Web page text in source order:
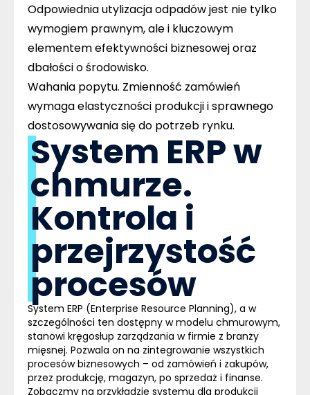
Odpowiednia utylizacja odpadów jest nie tylko
wymogiem prawnym, ale i kluczowym
elementem efektywności biznesowej oraz
dbałości o środowisko.
Wahania popytu. Zmienność zamówień
wymaga elastyczności produkcji i sprawnego
dostosowywania się do potrzeb rynku.
System ERP w
chmurze.
Kontrola i
przejrzystość
procesów
System ERP (Enterprise Resource Planning), a w
szczególności ten dostępny w modelu chmurowym,
stanowi kręgosłup zarządzania w firmie z branży
mięsnej. Pozwala on na zintegrowanie wszystkich
procesów biznesowych – od zamówień i zakupów,
przez produkcję, magazyn, po sprzedaż i finanse.
Zobaczmy na przykładzie systemu dla produkcji